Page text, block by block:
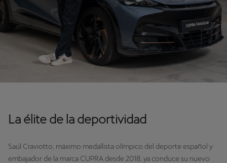
La élite de la deportividad
Saúl Craviotto, máximo medallista olímpico del deporte español y
embajador de la marca CUPRA desde 2018, ya conduce su nuevo